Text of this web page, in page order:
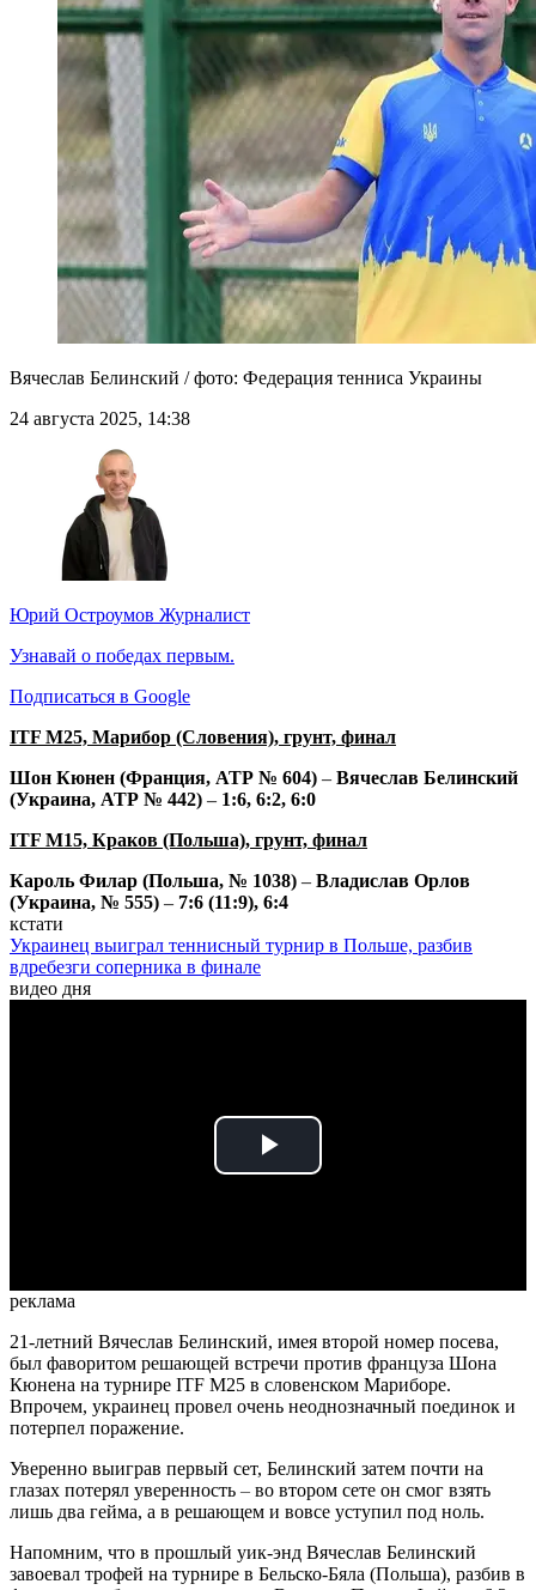
Вячеслав Белинский / фото: Федерация тенниса Украины
24 августа 2025, 14:38
Юрий Остроумов Журналист
Узнавай о победах первым.
Подписаться в Google
ITF M25, Марибор (Словения), грунт, финал
Шон Кюнен (Франция, АТР № 604) – Вячеслав Белинский
(Украина, АТР № 442) – 1:6, 6:2, 6:0
ITF M15, Краков (Польша), грунт, финал
Кароль Филар (Польша, № 1038) – Владислав Орлов
(Украина, № 555) – 7:6 (11:9), 6:4
кстати
Украинец выиграл теннисный турнир в Польше, разбив
вдребезги соперника в финале
видео дня
Play
реклама
21-летний Вячеслав Белинский, имея второй номер посева,
был фаворитом решающей встречи против француза Шона
Кюнена на турнире ITF M25 в словенском Мариборе.
Впрочем, украинец провел очень неоднозначный поединок и
потерпел поражение.
Уверенно выиграв первый сет, Белинский затем почти на
глазах потерял уверенность – во втором сете он смог взять
лишь два гейма, а в решающем и вовсе уступил под ноль.
Напомним, что в прошлый уик-энд Вячеслав Белинский
завоевал трофей на турнире в Бельско-Бяла (Польша), разбив в